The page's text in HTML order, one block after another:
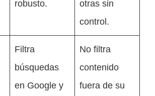
robusto.
otras sin
control.
Filtra
búsquedas
en Google y
No filtra
contenido
fuera de su